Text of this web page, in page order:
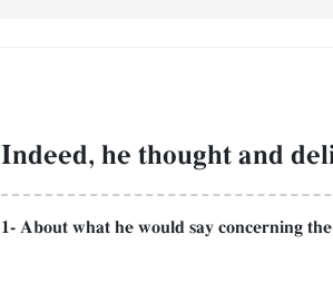
Indeed, he thought and
1- About what he would say concerning